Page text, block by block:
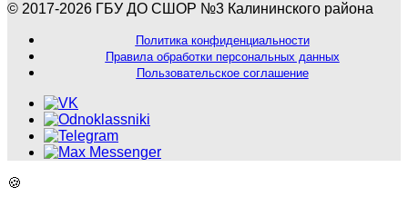
© 2017-2026 ГБУ ДО СШОР №3 Калининского района
Политика конфиденциальности
Правила обработки персональных данных
Пользовательское соглашение
🍪